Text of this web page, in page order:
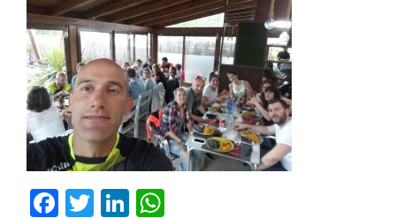
Facebook
TwitterLinkedIn